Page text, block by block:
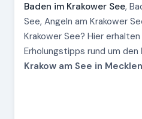
Baden im Krakower See,
See, Angeln am Krakower
Krakower See? Hier
Erholungstipps rund um den
Krakow am See in